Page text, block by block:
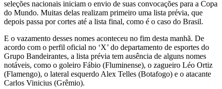
seleções nacionais iniciam o envio de suas convocações para a Copa
do Mundo. Muitas delas realizam primeiro uma lista prévia, que
depois passa por cortes até a lista final, como é o caso do Brasil.
E o vazamento desses nomes aconteceu no fim desta manhã. De
acordo com o perfil oficial no ‘X’ do departamento de esportes do
Grupo Bandeirantes, a lista prévia tem ausência de alguns nomes
notáveis, como o goleiro Fábio (Fluminense), o zagueiro Léo Ortiz
(Flamengo), o lateral esquerdo Alex Telles (Botafogo) e o atacante
Carlos Vinicius (Grêmio).